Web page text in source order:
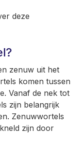
deze
zenuw uit het
komen tussen
Vanaf de nek tot
zijn belangrijk
Zenuwwortels
zijn door